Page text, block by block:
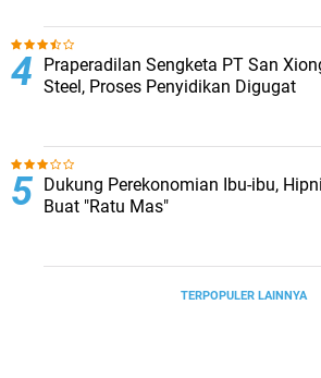
Praperadilan Sengketa PT San
Steel, Proses Penyidikan Digugat
Dukung Perekonomian Ibu-ibu, Hipni
Buat "Ratu Mas"
TERPOPULER LAINNYA